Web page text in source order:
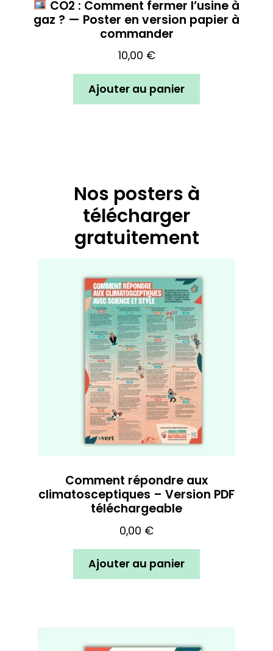
CO2 : Comment fermer l’usine à
gaz ? — Poster en version papier à
commander
10,00 €
Ajouter au panier
Nos posters à
télécharger
gratuitement
Comment répondre aux
climatosceptiques – Version PDF
téléchargeable
0,00 €
Ajouter au panier